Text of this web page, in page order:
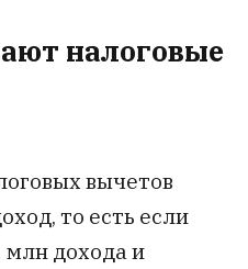
налоговые
вычетов
то есть если
млн дохода и